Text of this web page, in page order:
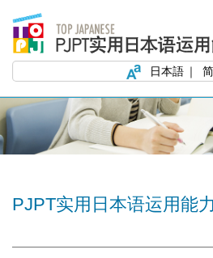
日本語
PJPT实用日本语运用能